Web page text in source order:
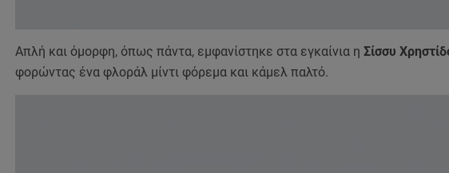
Απλή και όμορφη, όπως πάντα, εμφανίστηκε στα εγκαίνια η Σίσσυ
φορώντας ένα φλοράλ μίντι φόρεμα και κάμελ παλτό.